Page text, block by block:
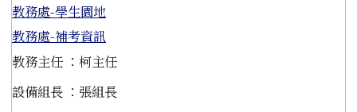
教務處-學生園地
教務處-補考資訊
教務主任 ：柯主任
設備組長 ：張組長